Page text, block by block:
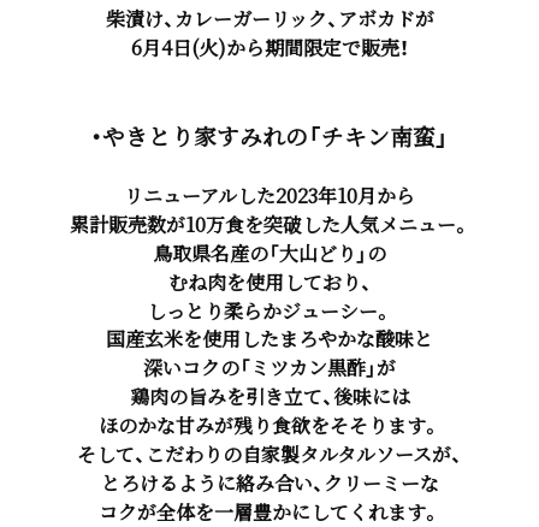
柴漬け、カレーガーリック、アボカドが
6月4日(火)から期間限定で販売！
・やきとり家すみれの「チキン南蛮」
リニューアルした2023年10月から
累計販売数が10万食を突破した人気メニュー。
鳥取県名産の「大山どり」の
むね肉を使用しており、
しっとり柔らかジューシー。
国産玄米を使用したまろやかな酸味と
深いコクの「ミツカン黒酢」が
鶏肉の旨みを引き立て、後味には
ほのかな甘みが残り食欲をそそります。
そして、こだわりの自家製タルタルソースが、
とろけるように絡み合い、クリーミーな
コクが全体を一層豊かにしてくれます。